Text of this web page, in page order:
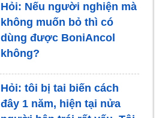
Hỏi: Nếu người nghiện mà
không muốn bỏ thì có
dùng được BoniAncol
không?
Hỏi: tôi bị tai biến cách
đây 1 năm, hiện tại nửa